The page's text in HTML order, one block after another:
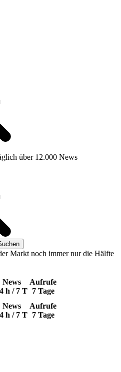
über 12.000 News
Markt noch immer nur die Hälfte
News
h / 7 T
Aufrufe
7 Tage
News
h / 7 T
Aufrufe
7 Tage